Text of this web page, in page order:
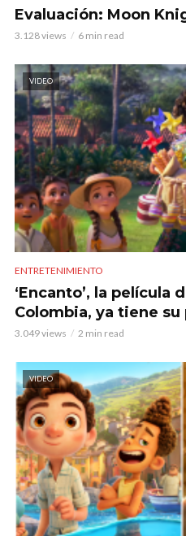
Evaluación: Moon
3.128 views 6 min read
VIDEO
ENTRETENIMIENTO
‘Encanto’, la película
Colombia, ya tiene
3.049 views 2 min read
VIDEO